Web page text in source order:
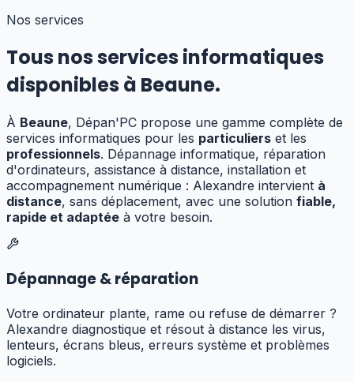
Nos services
Tous nos services informatiques
disponibles à Beaune.
À Beaune, Dépan'PC propose une gamme complète de
services informatiques pour les particuliers et les
professionnels. Dépannage informatique, réparation
d'ordinateurs, assistance à distance, installation et
accompagnement numérique : Alexandre intervient à
distance, sans déplacement, avec une solution fiable,
rapide et adaptée à votre besoin.
Dépannage & réparation
Votre ordinateur plante, rame ou refuse de démarrer ?
Alexandre diagnostique et résout à distance les virus,
lenteurs, écrans bleus, erreurs système et problèmes
logiciels.